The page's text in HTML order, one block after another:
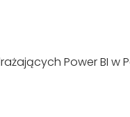
Power BI w